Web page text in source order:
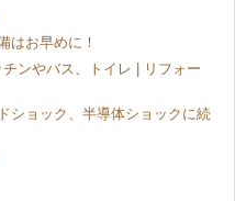
はお早めに！
ンやバス、トイレ | リフォー
ショック、半導体ショックに続